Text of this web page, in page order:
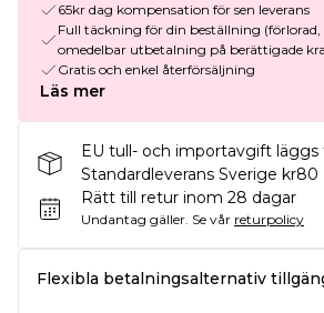
65kr dag kompensation för sen leverans
Full täckning för din beställning (förlorad,
omedelbar utbetalning på berättigade
Gratis och enkel återförsäljning
Läs mer
EU tull- och importavgift läggs
Standardleverans Sverige kr80
Rätt till retur inom 28 dagar
Undantag gäller. Se vår returpolicy
Flexibla betalningsalternativ